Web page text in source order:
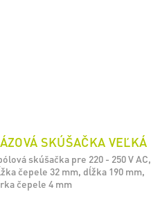
SKÚŠAČKA VEĽKÁ
skúšačka pre 220 - 250 V AC,
čepele 32 mm, dĺžka 190 mm,
čepele 4 mm